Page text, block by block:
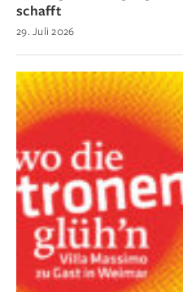
schafft
29. Juli 2026